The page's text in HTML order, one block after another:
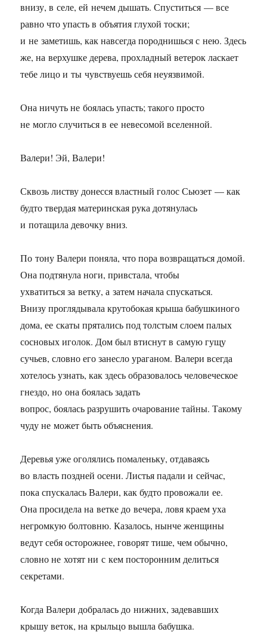
внизу, в селе, ей нечем дышать. Спуститься — все
равно что упасть в объятия глухой тоски;
и не заметишь, как навсегда породнишься с нею. Здесь
же, на верхушке дерева, прохладный ветерок ласкает
тебе лицо и ты чувствуешь себя неуязвимой.
Она ничуть не боялась упасть; такого просто
не могло случиться в ее невесомой вселенной.
Валери! Эй, Валери!
Сквозь листву донесся властный голос Сьюзет — как
будто твердая материнская рука дотянулась
и потащила девочку вниз.
По тону Валери поняла, что пора возвращаться домой.
Она подтянула ноги, привстала, чтобы
ухватиться за ветку, а затем начала спускаться.
Внизу проглядывала крутобокая крыша бабушкиного
дома, ее скаты прятались под толстым слоем палых
сосновых иголок. Дом был втиснут в самую гущу
сучьев, словно его занесло ураганом. Валери всегда
хотелось узнать, как здесь образовалось человеческое
гнездо, но она боялась задать
вопрос, боялась разрушить очарование тайны. Такому
чуду не может быть объяснения.
Деревья уже оголялись помаленьку, отдаваясь
во власть поздней осени. Листья падали и сейчас,
пока спускалась Валери, как будто провожали ее.
Она просидела на ветке до вечера, ловя краем уха
негромкую болтовню. Казалось, нынче женщины
ведут себя осторожнее, говорят тише, чем обычно,
словно не хотят ни с кем посторонним делиться
секретами.
Когда Валери добралась до нижних, задевавших
крышу веток, на крыльцо вышла бабушка.